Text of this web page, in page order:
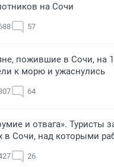
на Сочи
57
пожившие в Сочи, на
к морю и ужаснулись
64
и отвага». Туристы
в Сочи, над которыми
26